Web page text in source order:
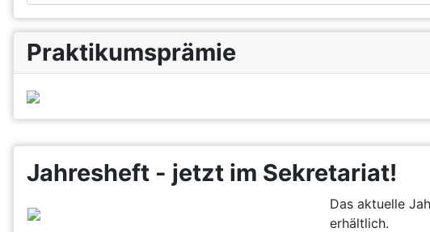
Jahresheft - jetzt im Sekretariat!
Das aktuelle
erhältlich.
Praktikumsprämie